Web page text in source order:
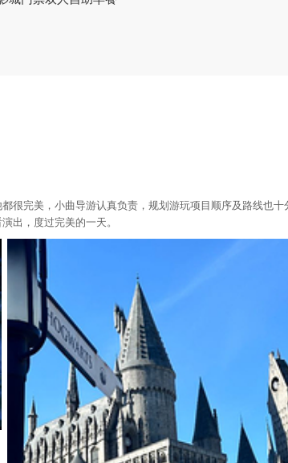
很完美，小曲导游认真负责，规划游玩项目顺序及路线也
出，度过完美的一天。